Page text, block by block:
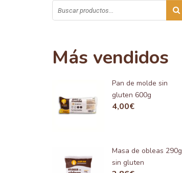
Más vendidos
Pan de molde sin
gluten 600g
4,00€
Masa de obleas 290g
sin gluten